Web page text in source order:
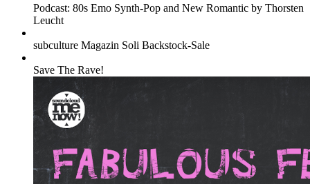
Podcast: 80s Emo Synth-Pop and New Romantic by Thorsten
Leucht
subculture Magazin Soli Backstock-Sale
Save The Rave!